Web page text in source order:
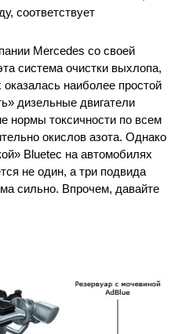
соответствует
Mercedes со своей
система очистки выхлопа,
наиболее простой
дизельные двигатели
нормы токсичности по всем
окислов азота. Однако
Bluetec на автомобилях
не один, а три подвида
сильно. Впрочем, давайте